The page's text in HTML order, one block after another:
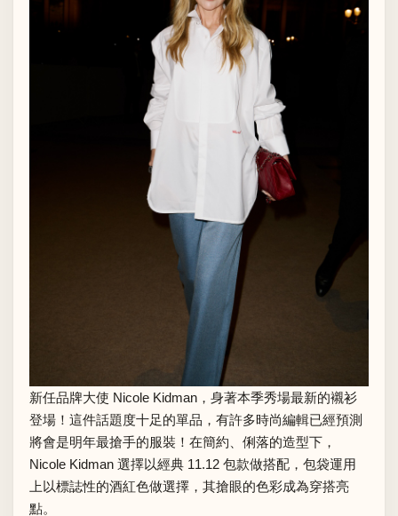
新任品牌大使 Nicole Kidman，身著本季秀場最新的襯衫
登場！這件話題度十足的單品，有許多時尚編輯已經預測
將會是明年最搶手的服裝！在簡約、俐落的造型下，
Nicole Kidman 選擇以經典 11.12 包款做搭配，包袋運用
上以標誌性的酒紅色做選擇，其搶眼的色彩成為穿搭亮
點。